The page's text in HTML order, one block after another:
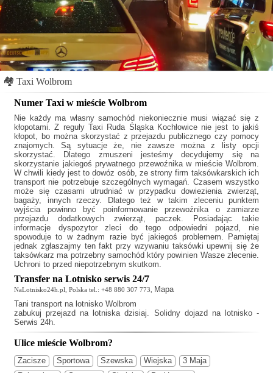
🏘 Taxi Wolbrom
Numer Taxi w mieście Wolbrom
Nie każdy ma własny samochód niekoniecznie musi wiązać się z
kłopotami. Z reguły Taxi Ruda Śląska Kochłowice nie jest to jakiś
kłopot, bo można skorzystać z przejazdu publicznego czy pomocy
znajomych. Są sytuacje że, nie zawsze można z listy opcji
skorzystać. Dlatego zmuszeni jesteśmy decydujemy się na
skorzystanie jakiegoś prywatnego przewoźnika w mieście Wolbrom.
W chwili kiedy jest to dowóz osób, ze strony firm taksówkarskich ich
transport nie potrzebuje szczególnych wymagań. Czasem wszystko
może się czasami utrudniać w przypadku dowiezienia zwierząt,
bagaży, innych rzeczy. Dlatego też w takim zleceniu punktem
wyjścia powinno być poinformowanie przewoźnika o zamiarze
przejazdu dodatkowych zwierząt, paczek. Posiadając takie
informacje dyspozytor zleci do tego odpowiedni pojazd, nie
spowoduje to w żadnym razie być jakiegoś problemem. Pamiętaj
jednak zgłaszajmy ten fakt przy wzywaniu taksówki upewnij się że
taksówkarz ma potrzebny samochód który powinien Wasze zlecenie.
Uchroni to przed niepotrzebnym skutkom.
Transfer na Lotnisko serwis 24/7
NaLotnisko24h.pl, Polska tel.: +48 880 307 773, Mapa
Tani transport na lotnisko Wolbrom
zabukuj przejazd na lotniska dzisiaj. Solidny dojazd na lotnisko -
Serwis 24h.
Ulice mieście Wolbrom?
Zacisze Sportowa Szewska Wiejska
3 Maja